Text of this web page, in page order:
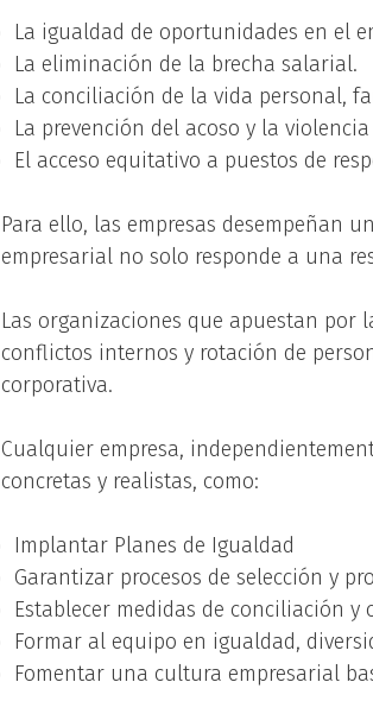
La igualdad de oportunidades en el
La eliminación de la brecha salarial.
La conciliación de la vida personal,
La prevención del acoso y la violencia
El acceso equitativo a puestos de
Para ello, las empresas desempeñan
empresarial no solo responde a una
Las organizaciones que apuestan por
conflictos internos y rotación de
corporativa.
Cualquier empresa,
concretas y realistas, como:
Implantar Planes de Igualdad
Garantizar procesos de selección y
Establecer medidas de conciliación y
Formar al equipo en igualdad,
Fomentar una cultura empresarial